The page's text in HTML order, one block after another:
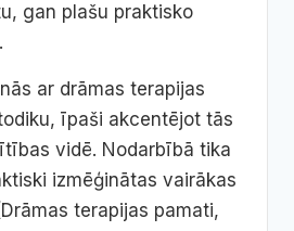
gan plašu praktisko
ar drāmas terapijas
īpaši akcentējot tās
vidē. Nodarbībā tika
izmēģinātas vairākas
terapijas pamati,